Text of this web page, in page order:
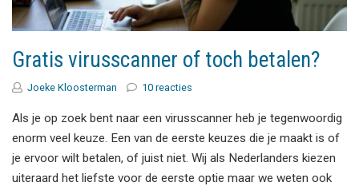
Gratis virusscanner of toch betalen?
Joeke Kloosterman 10 reacties
Als je op zoek bent naar een virusscanner heb je tegenwoordig
enorm veel keuze. Een van de eerste keuzes die je maakt is of
je ervoor wilt betalen, of juist niet. Wij als Nederlanders kiezen
uiteraard het liefste voor de eerste optie maar we weten ook